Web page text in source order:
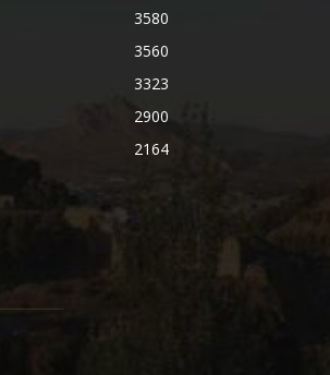
3580
3560
3323
2900
2164